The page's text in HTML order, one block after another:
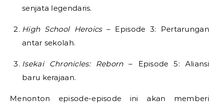
senjata legendaris.
High School Heroics– Episode 3: Pertarungan
antar sekolah.
Isekai Chronicles: Reborn – Episode 5: Aliansi
baru kerajaan.
Menonton episode-episode ini akan memberi